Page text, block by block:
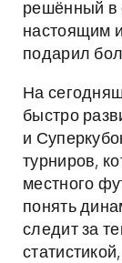
решённый в
настоящим
подарил
На
быстро
и
турниров,
местного
понять
следит за